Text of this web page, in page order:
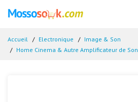
Accueil Electronique
Image & Son
Home Cinema & Autre Amplificateur de Son